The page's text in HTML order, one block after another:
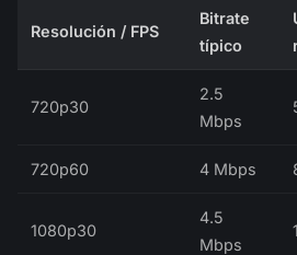
Resolución / FPS
Bitrate
típico
720p30
2.5
Mbps
720p60 4 Mbps
1080p30
4.5
Mbps